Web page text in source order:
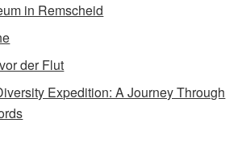
in Remscheid
der Flut
Expedition: A Journey Through